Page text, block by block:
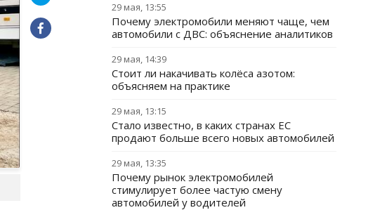
29 мая, 13:55
Почему электромобили меняют чаще, чем
автомобили с ДВС: объяснение аналитиков
29 мая, 14:39
Стоит ли накачивать колёса азотом:
объясняем на практике
29 мая, 13:15
Стало известно, в каких странах ЕС
продают больше всего новых автомобилей
29 мая, 13:35
Почему рынок электромобилей
стимулирует более частую смену
автомобилей у водителей